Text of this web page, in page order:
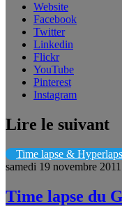
Website
Facebook
Twitter
Linkedin
Flickr
YouTube
Pinterest
Instagram
Lire le suivant
Time lapse &
samedi 19 novembre 2011
Time lapse du